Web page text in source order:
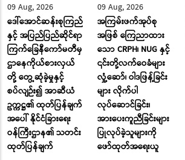
09 Aug, 2026
ဒေါ်အောင်ဆန်းစုကြည်
နှင့် အပြည်ပြည်ဆိုင်ရာ
ကြက်ခြေနီကော်မတီမှ
ဌာနေကိုယ်စားလှယ်
တို့ တွေ့ဆုံခဲ့မှုနှင့်
စပ်လျဉ်း၍ အာဆီယံ
ဥက္ကဋ္ဌ၏ ထုတ်ပြန်ချက်
အပေါ် နိုင်ငံခြားရေး
ဝန်ကြီးဌာန၏ သတင်း
ထုတ်ပြန်ချက်
09 Aug, 2026
အကြမ်းဖက်အုပ်စု
အဖြစ် ကြေညာထား
သော CRPH၊ NUG နှင့်
၎င်းတို့လက်ဝေခံများ
လှုံ့ဆော်၊ ဝါဒဖြန့်ခြင်း
များ လိုက်ပါ
လုပ်ဆောင်ခြင်း၊
အားပေးကူညီခြင်းများ
ပြုလုပ်ခဲ့သူများကို
ဖော်ထုတ်အရေးယူ